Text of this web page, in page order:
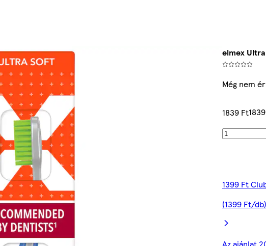
elmex
Még nem
1839 Ft
1399 Ft
(1399 Ft/db)